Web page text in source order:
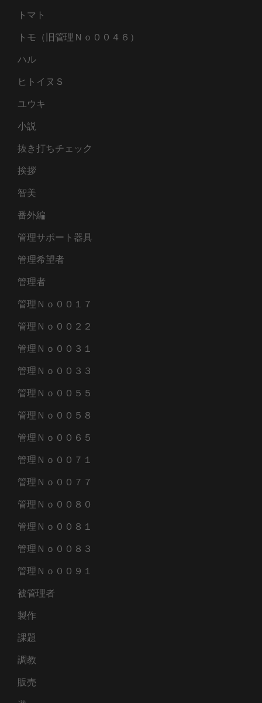
トマト
トモ（旧管理Ｎｏ００４６）
ハル
ヒトイヌＳ
ユウキ
小説
抜き打ちチェック
挨拶
智美
番外編
管理サポート器具
管理希望者
管理者
管理Ｎｏ００１７
管理Ｎｏ００２２
管理Ｎｏ００３１
管理Ｎｏ００３３
管理Ｎｏ００５５
管理Ｎｏ００５８
管理Ｎｏ００６５
管理Ｎｏ００７１
管理Ｎｏ００７７
管理Ｎｏ００８０
管理Ｎｏ００８１
管理Ｎｏ００８３
管理Ｎｏ００９１
被管理者
製作
課題
調教
販売